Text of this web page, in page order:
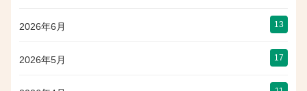
2026年6月 13
2026年5月 17